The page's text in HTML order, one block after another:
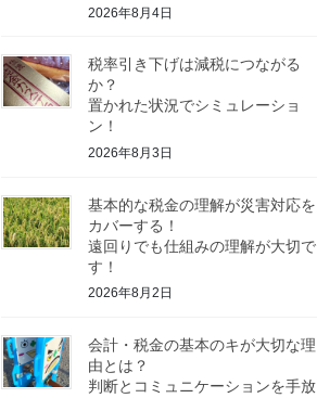
2026年8月4日
税率引き下げは減税につながる
か？
置かれた状況でシミュレーショ
ン！
2026年8月3日
基本的な税金の理解が災害対応を
カバーする！
遠回りでも仕組みの理解が大切で
す！
2026年8月2日
会計・税金の基本のキが大切な理
由とは？
判断とコミュニケーションを手放